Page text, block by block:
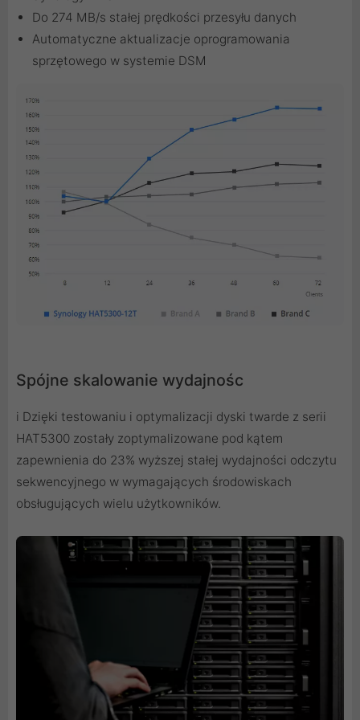
Do 274 MB/s stałej prędkości przesyłu danych
Automatyczne aktualizacje oprogramowania
sprzętowego w systemie DSM
Spójne skalowanie wydajnośc
i Dzięki testowaniu i optymalizacji dyski twarde z serii
HAT5300 zostały zoptymalizowane pod kątem
zapewnienia do 23% wyższej stałej wydajności odczytu
sekwencyjnego w wymagających środowiskach
obsługujących wielu użytkowników.